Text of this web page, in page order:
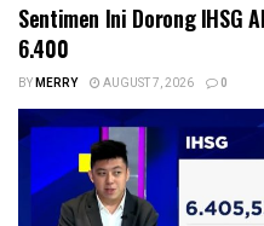
Sentimen Ini Dorong IHSG
6.400
BYMERRY AUGUST 7, 2026 0